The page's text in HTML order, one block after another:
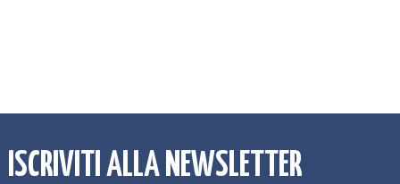
ISCRIVITI ALLA NEWSLETTER